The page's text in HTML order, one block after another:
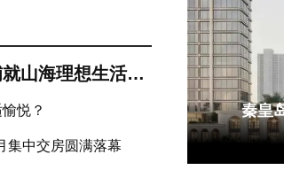
山海理想生活长
悦？
集中交房圆满落幕
公积金使用政策
秦皇